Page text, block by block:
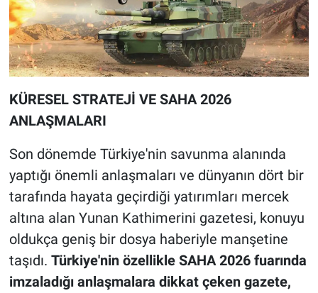
KÜRESEL STRATEJİ VE SAHA 2026
ANLAŞMALARI
Son dönemde Türkiye'nin savunma alanında
yaptığı önemli anlaşmaları ve dünyanın dört bir
tarafında hayata geçirdiği yatırımları mercek
altına alan Yunan Kathimerini gazetesi, konuyu
oldukça geniş bir dosya haberiyle manşetine
taşıdı. Türkiye'nin özellikle SAHA 2026 fuarında
imzaladığı anlaşmalara dikkat çeken gazete,